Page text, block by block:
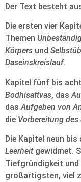
Der Text besteht
Die ersten vier
Themen
Körpers und
Daseinskreislauf.
Kapitel fünf bis
Bodhisattvas, das
das Aufgeben von
die Vorbereitung
Die Kapitel neun
Leerheitgewidmet.
Tiefgründigkeit und
großartigsten, viel